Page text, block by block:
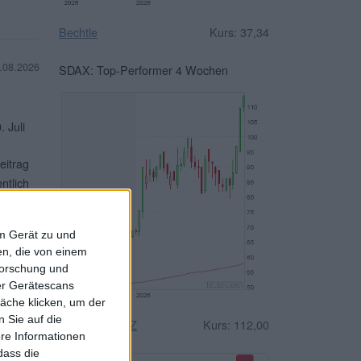
Gerät zu und
die von einem
und
Gerätescans
klicken, um der
Sie auf die
Informationen
die
Juli
und
Bechtle Kurs: 37,34
SDAX: Top-Performer 4 Wochen
Drägerwerk VZ Kurs: 112,00